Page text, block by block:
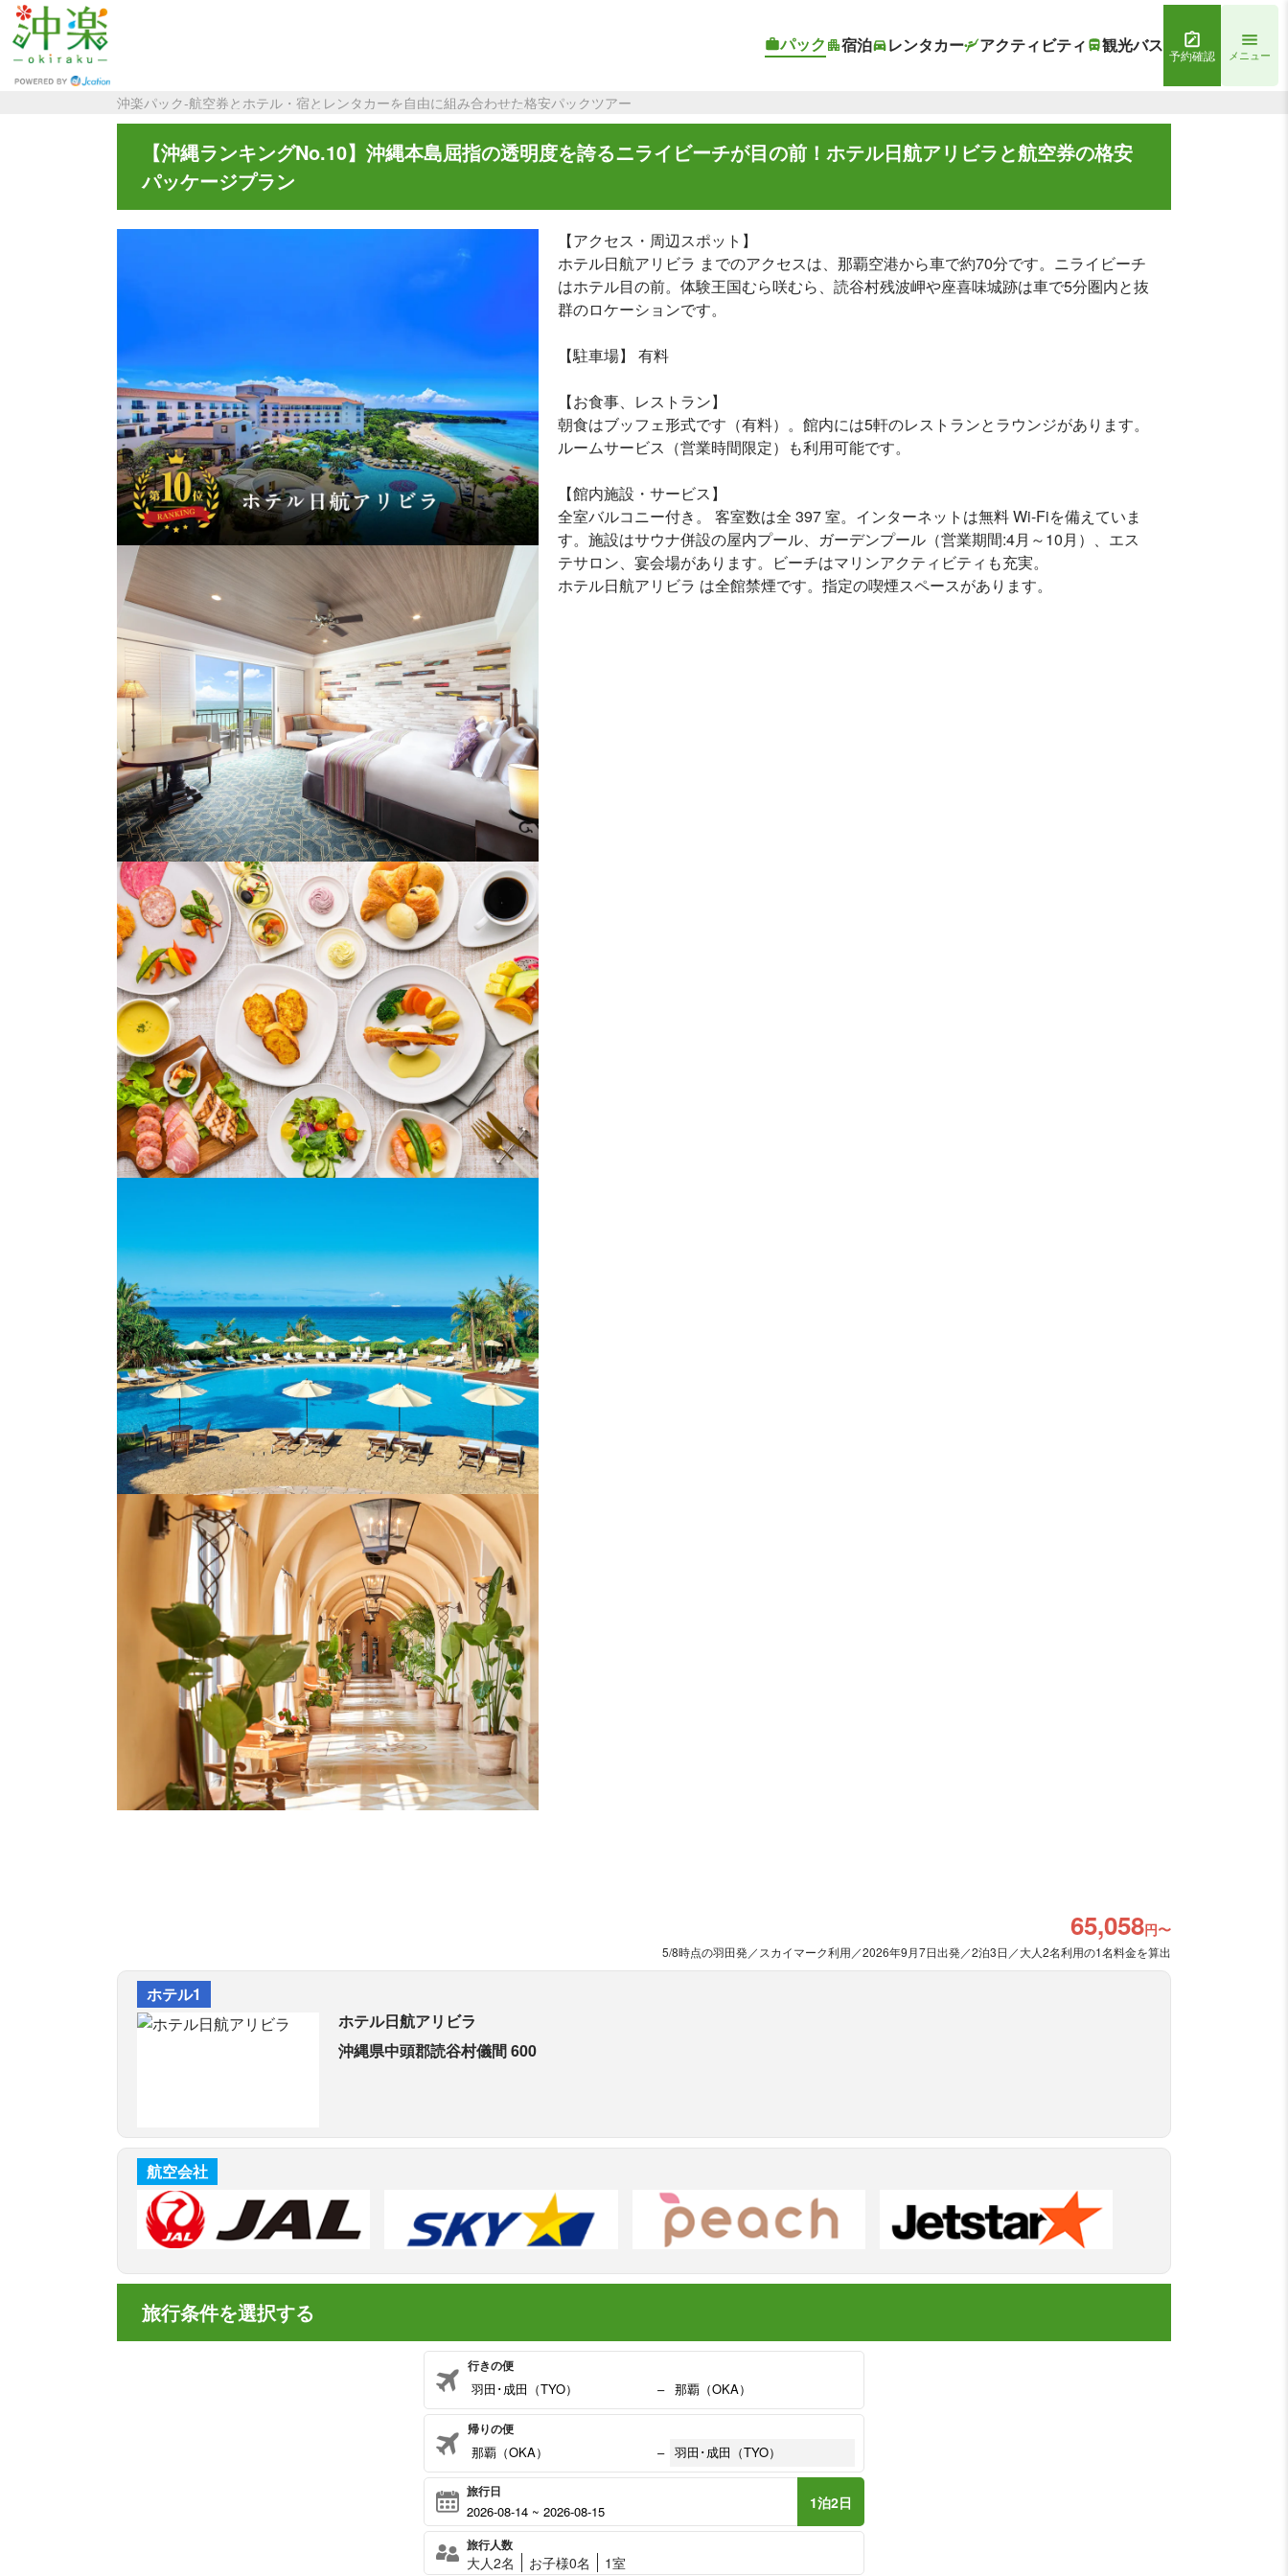
パック 宿泊 レンタカー アクティビティ 観光バス 予約確認 メニュー
沖楽パック-航空券とホテル・宿とレンタカーを自由に組み合わせた格安パックツアー
【沖縄ランキングNo.10】沖縄本島屈指の透明度を誇るニライビーチが目の前！ホテル日航アリビラと航空券の格安
パッケージプラン
【アクセス・周辺スポット】
ホテル日航アリビラ までのアクセスは、那覇空港から車で約70分です。ニライビーチ
はホテル目の前。体験王国むら咲むら、読谷村残波岬や座喜味城跡は車で5分圏内と抜
群のロケーションです。
【駐車場】 有料
【お食事、レストラン】
朝食はブッフェ形式です（有料）。館内には5軒のレストランとラウンジがあります。
ルームサービス（営業時間限定）も利用可能です。
【館内施設・サービス】
全室バルコニー付き。 客室数は全 397 室。インターネットは無料 Wi-Fiを備えていま
す。施設はサウナ併設の屋内プール、ガーデンプール（営業期間:4月～10月）、エス
テサロン、宴会場があります。ビーチはマリンアクティビティも充実。
ホテル日航アリビラ は全館禁煙です。指定の喫煙スペースがあります。
65,058円〜
5/8時点の羽田発／スカイマーク利用／2026年9月7日出発／2泊3日／大人2名利用の1名料金を算出
ホテル1
ホテル日航アリビラ
沖縄県中頭郡読谷村儀間 600
航空会社
旅行条件を選択する
行きの便
−
帰りの便
−
旅行日
1泊2日
旅行人数
大人2名 お子様0名 1室